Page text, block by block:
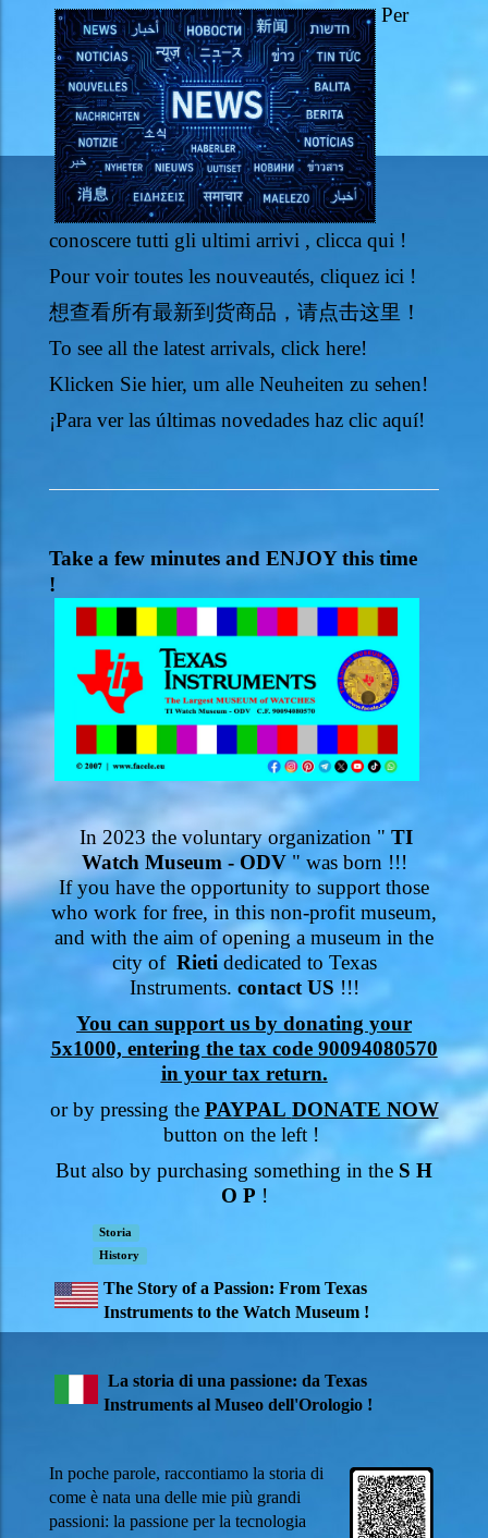
Per
conoscere tutti gli ultimi arrivi , clicca qui !
Pour voir toutes les nouveautés, cliquez ici !
想查看所有最新到货商品，请点击这里！
To see all the latest arrivals, click here!
Klicken Sie hier, um alle Neuheiten zu sehen!
¡Para ver las últimas novedades haz clic aquí!
Take a few minutes and ENJOY this time
!
In 2023 the voluntary organization " TI
Watch Museum - ODV " was born !!!
If you have the opportunity to support those
who work for free, in this non-profit museum,
and with the aim of opening a museum in the
city of Rieti dedicated to Texas
Instruments. contact US !!!
You can support us by donating your
5x1000, entering the tax code 90094080570
in your tax return.
or by pressing the PAYPAL DONATE NOW
button on the left !
But also by purchasing something in the S H
O P !
Storia
History
The Story of a Passion: From Texas
Instruments to the Watch Museum !
La storia di una passione: da Texas
Instruments al Museo dell'Orologio !
In poche parole, raccontiamo la storia di
come è nata una delle mie più grandi
passioni: la passione per la tecnologia